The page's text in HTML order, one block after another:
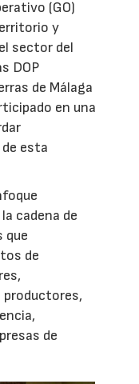
(GO)
y
sector del
DOP
de Málaga
en una
esta
cadena de
que
de
productores,
de